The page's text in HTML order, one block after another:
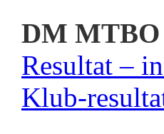
DM
Resultat –
Klub-